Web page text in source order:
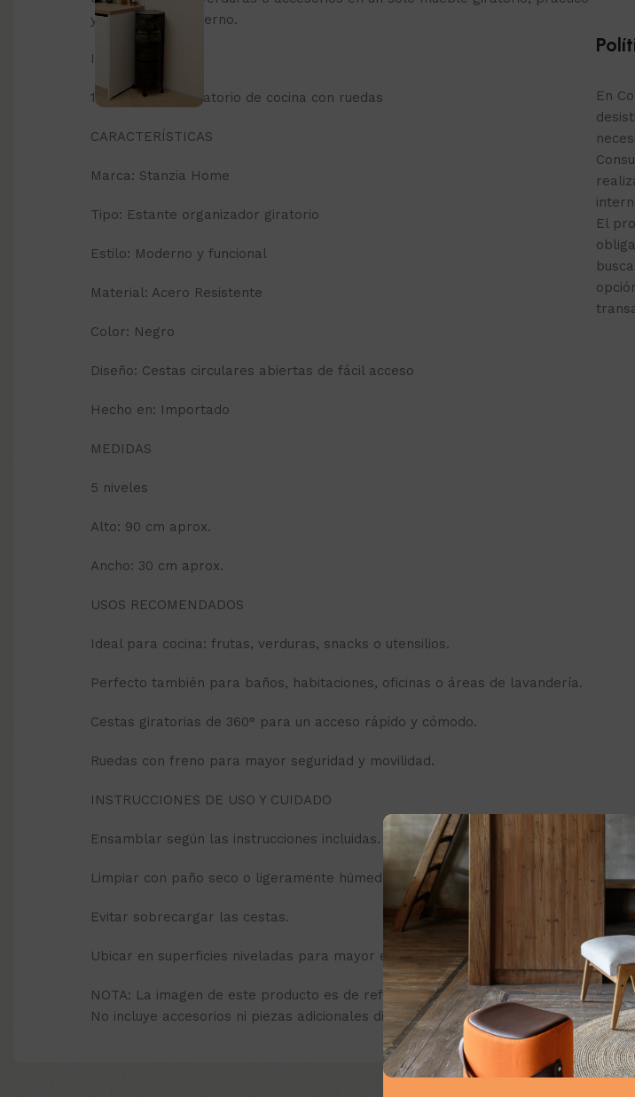
y con diseño moderno.
INCLUYE
1 Organizador Giratorio de cocina con ruedas
CARACTERÍSTICAS
Marca: Stanzia Home
Tipo: Estante organizador giratorio
Estilo: Moderno y funcional
Material: Acero Resistente
Color: Negro
Diseño: Cestas circulares abiertas de fácil acceso
Hecho en: Importado
MEDIDAS
5 niveles
Alto: 90 cm aprox.
Ancho: 30 cm aprox.
USOS RECOMENDADOS
Ideal para cocina: frutas, verduras, snacks o utensilios.
Perfecto también para baños, habitaciones, oficinas o áreas de lavandería.
Cestas giratorias de 360° para un acceso rápido y cómodo.
Ruedas con freno para mayor seguridad y movilidad.
INSTRUCCIONES DE USO Y CUIDADO
Ensamblar según las instrucciones incluidas.
Limpiar con paño seco o ligeramente húmedo.
Evitar sobrecargar las cestas.
Ubicar en superficies niveladas para mayor estabilidad.
NOTA: La imagen de este producto es de referencia y ha sido ambientada.
No incluye accesorios ni piezas adicionales diferentes a los descritos.
En
El